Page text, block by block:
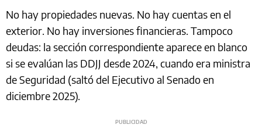
No hay propiedades nuevas. No hay cuentas en el
exterior. No hay inversiones financieras. Tampoco
deudas: la sección correspondiente aparece en blanco
si se evalúan las DDJJ desde 2024, cuando era ministra
de Seguridad (saltó del Ejecutivo al Senado en
diciembre 2025).